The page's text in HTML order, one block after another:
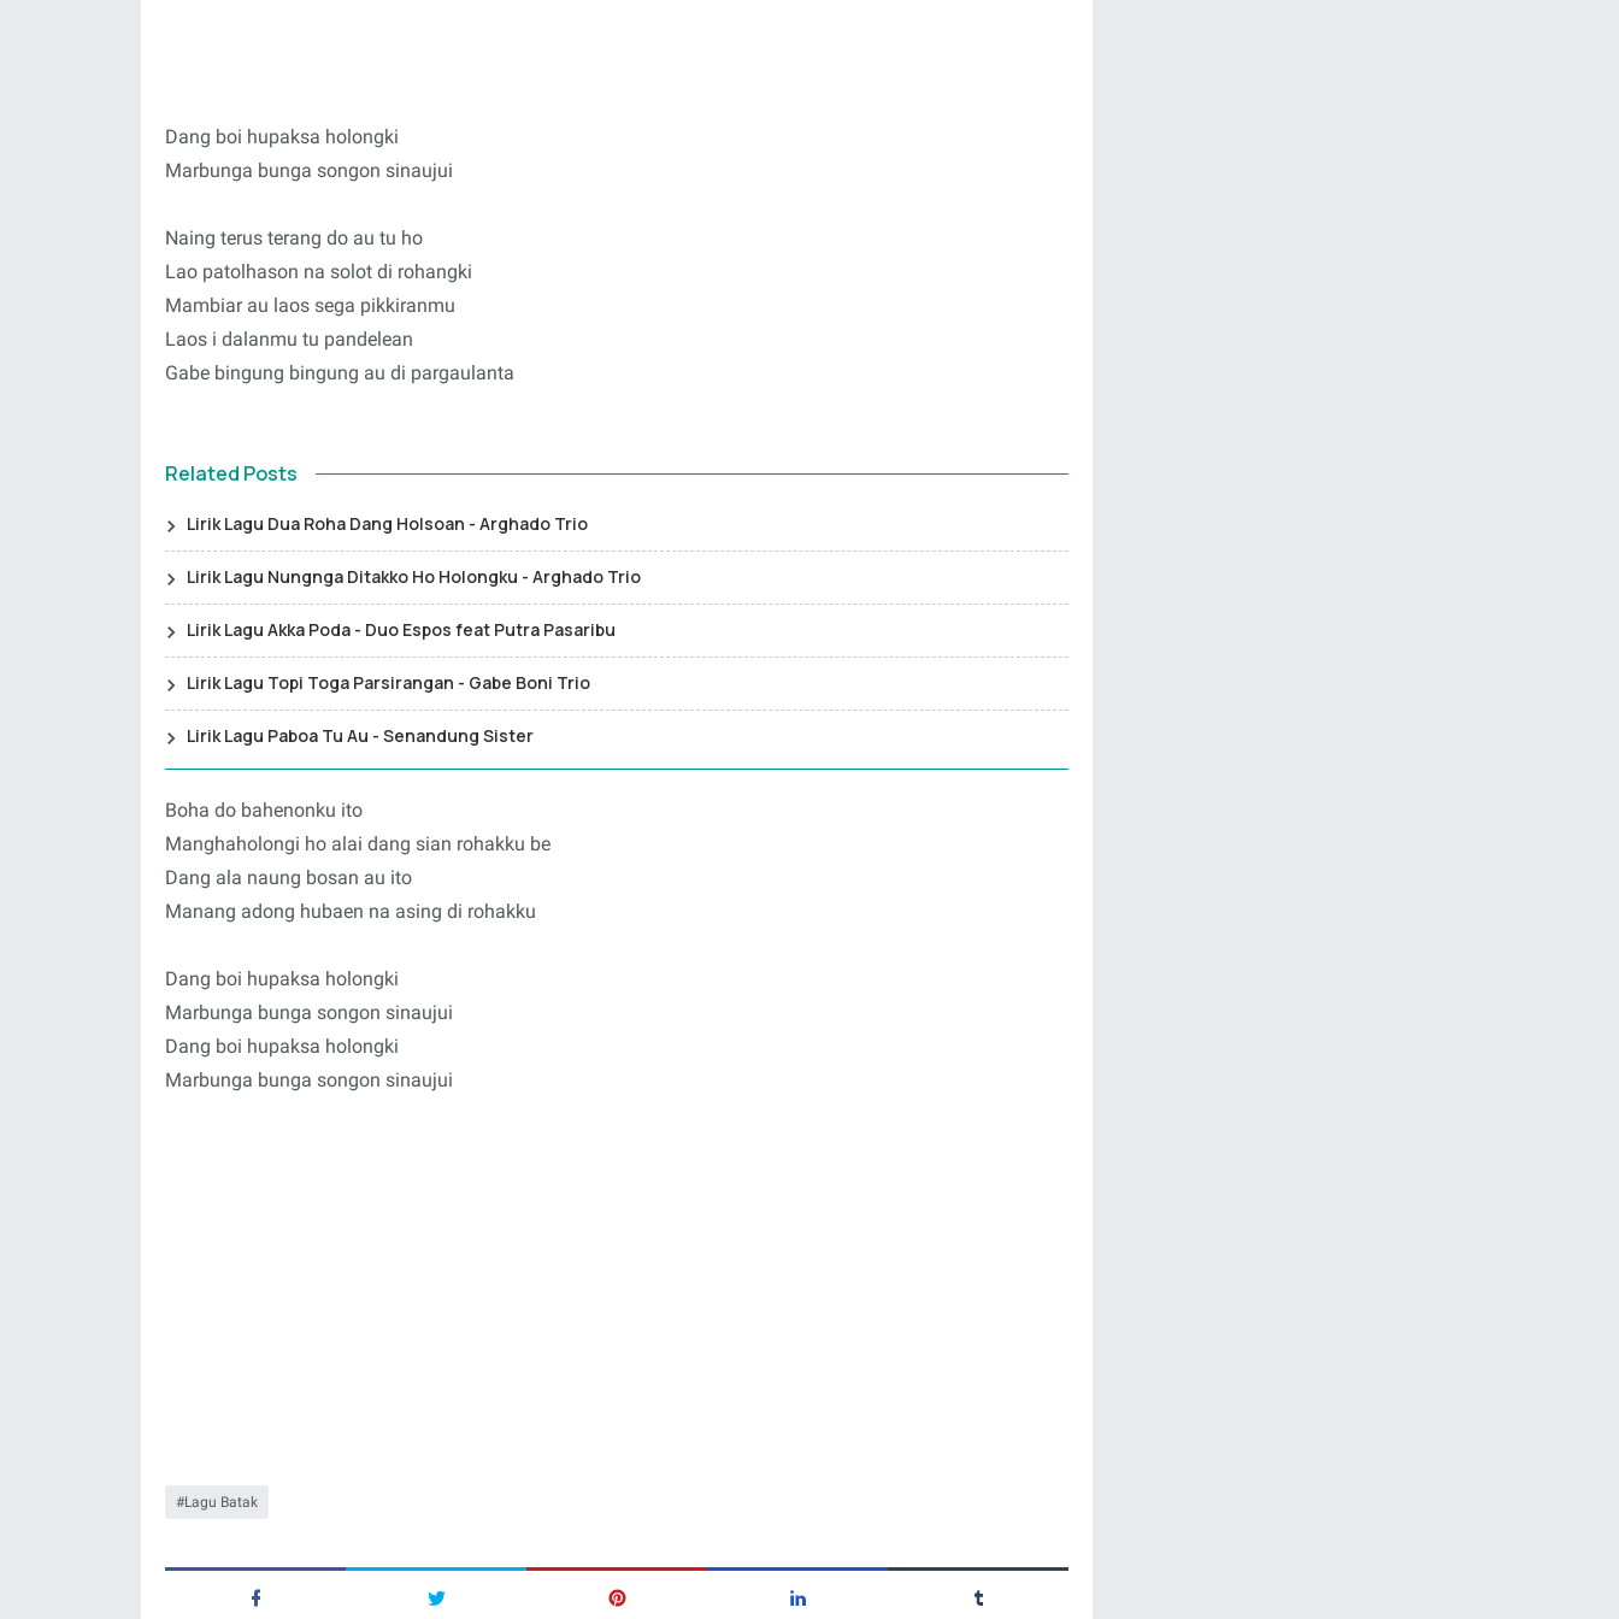
Dang boi hupaksa holongki
Marbunga bunga songon sinaujui
Naing terus terang do au tu ho
Lao patolhason na solot di rohangki
Mambiar au laos sega pikkiranmu
Laos i dalanmu tu pandelean
Gabe bingung bingung au di pargaulanta
Related Posts
Lirik Lagu Dua Roha Dang Holsoan - Arghado Trio
Lirik Lagu Nungnga Ditakko Ho Holongku - Arghado Trio
Lirik Lagu Akka Poda - Duo Espos feat Putra Pasaribu
Lirik Lagu Topi Toga Parsirangan - Gabe Boni Trio
Lirik Lagu Paboa Tu Au - Senandung Sister
Boha do bahenonku ito
Manghaholongi ho alai dang sian rohakku be
Dang ala naung bosan au ito
Manang adong hubaen na asing di rohakku
Dang boi hupaksa holongki
Marbunga bunga songon sinaujui
Dang boi hupaksa holongki
Marbunga bunga songon sinaujui
Lagu Batak